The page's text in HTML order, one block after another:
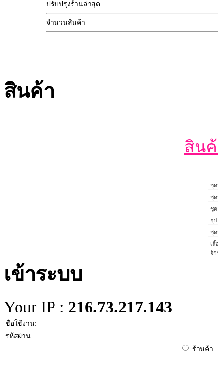
ปรับปรุงร้านล่าสุด
จำนวนสินค้า
สินค้า
สิน
ชุด
ชุด
ชุด
อุ
ชุด
เสื้
จัก
เข้าระบบ
Your IP : 216.73.217.143
ชื่อใช้งาน:
รห้สผ่าน:
ร้านค้